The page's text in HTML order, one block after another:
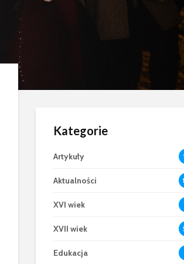
Kategorie
Artykuły
Aktualności
XVI wiek
XVII wiek
Edukacja